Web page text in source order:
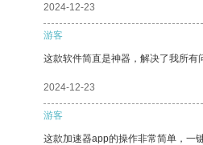
2024-12-23
游客
这款软件简直是神器，解决了我所有
2024-12-23
游客
这款加速器app的操作非常简单，一